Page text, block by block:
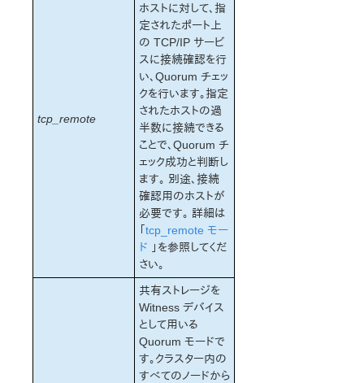
tcp_remote
ホストに対して、指
定されたポート上
の TCP/IP サービ
スに接続確認を行
い、Quorum チェッ
クを行います。指定
されたホストの過
半数に接続できる
ことで、Quorum チ
ェック成功と判断し
ます。 別途、接続
確認用のホストが
必要です。 詳細は
「tcp_remote モー
ド 」を参照してくだ
さい。
共有ストレージを
Witness デバイス
として用いる
Quorum モードで
す。クラスター内の
すべてのノードから